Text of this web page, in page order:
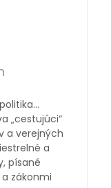
„cestujúci“
a verejných
a
písané
zákonmi